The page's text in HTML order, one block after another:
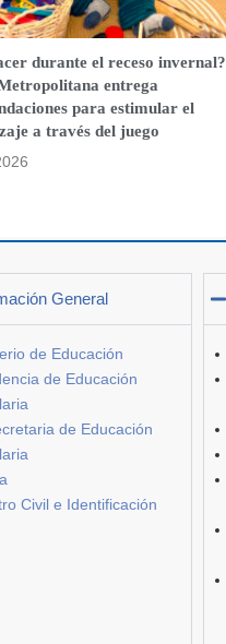
durante el receso invernal?
entrega
para estimular el
a través del juego
General
de Educación
de Educación
de Educación
Civil e Identificación